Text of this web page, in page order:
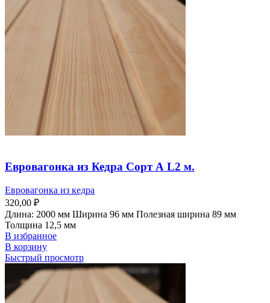
Евровагонка из Кедра Сорт А L2 м.
Евровагонка из кедра
320,00 ₽
Длина: 2000 мм Ширина 96 мм Полезная ширина 89 мм
Толщина 12,5 мм
В избранное
В корзину
Быстрый просмотр